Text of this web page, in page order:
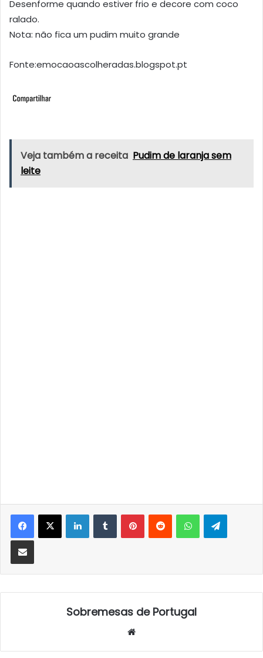
Desenforme quando estiver frio e decore com coco
ralado.
Nota: não fica um pudim muito grande
Fonte:emocaoascolheradas.blogspot.pt
Veja também a receita Pudim de laranja sem
leite
LinkedInTumblrPinterestReddit WhatsApp
Partilhar Via Email
Sobremesas de Portugal